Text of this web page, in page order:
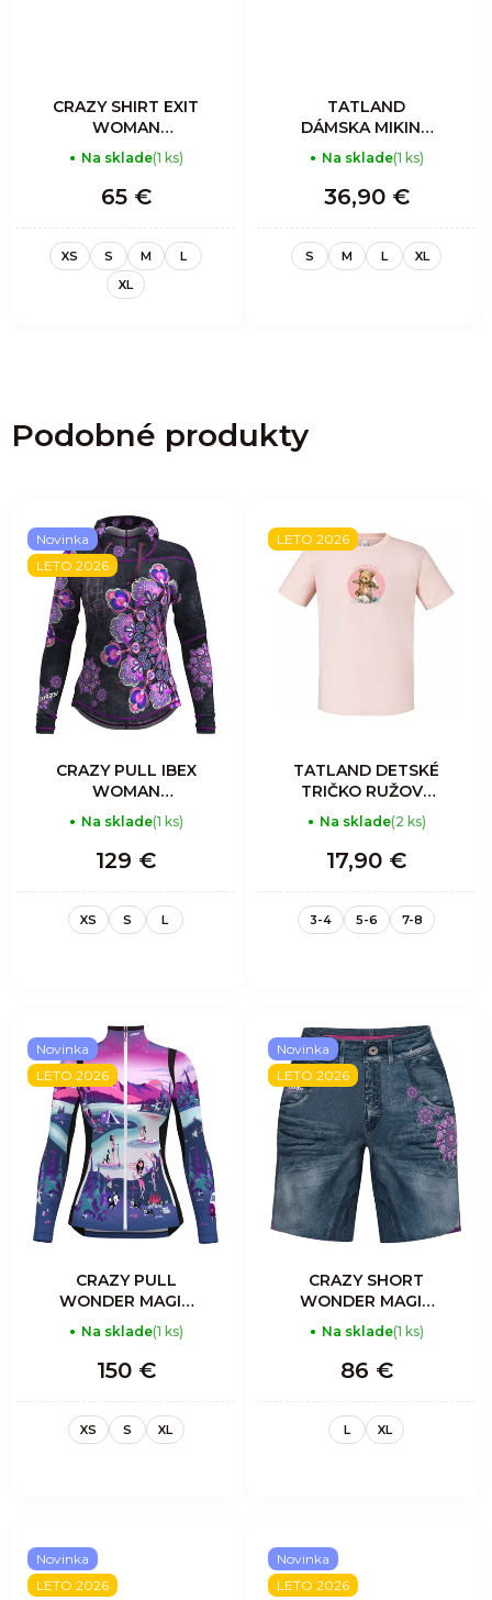
CRAZY SHIRT EXIT
WOMAN
TITANIUM
Na sklade(1 ks)
65 €
XS S M
L
XL
TATLAND
DÁMSKA MIKINA
PLESNIVEC
ALPÍNSKY
Na sklade(1 ks)
36,90 €
S M L XL
Podobné produkty
Novinka
LETO 2026
CRAZY PULL IBEX
WOMAN
MANDALA
Na sklade(1 ks)
129 €
XS S L
LETO 2026
TATLAND DETSKÉ
TRIČKO RUŽOVÝ
MACKO
Na sklade(2 ks)
17,90 €
3-4 5-6 7-8
Novinka
LETO 2026
CRAZY PULL
WONDER MAGIC
LIGHT WOMAN I
LOVE MOUNTAIN
Na sklade(1 ks)
150 €
XS S XL
Novinka
LETO 2026
CRAZY SHORT
WONDER MAGIC
WOMAN
MANDALA
Na sklade(1 ks)
86 €
L XL
Novinka
LETO 2026
Novinka
LETO 2026